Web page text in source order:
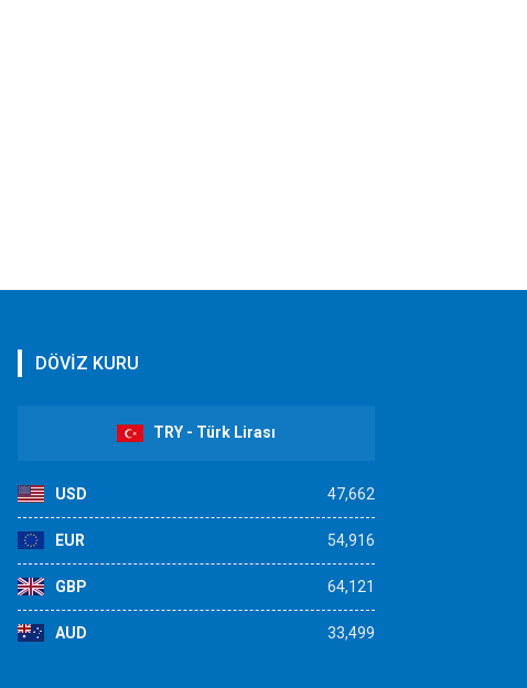
DÖVİZ KURU
TRY - Türk Lirası
USD 47,662
EUR 54,916
GBP 64,121
AUD 33,499